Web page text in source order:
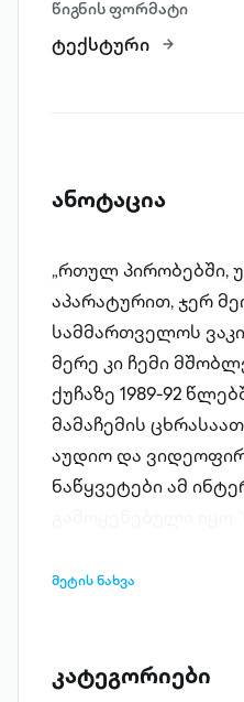
წიგნის ფორმატი
ტექსტური
ანოტაცია
„რთულ პირობებში,
აპარატურით, ჯერ
სამმართველოს
მერე კი ჩემი
ქუჩაზე 1989-92
მამაჩემის
აუდიო და
ნაწყვეტები ამ
სახელწოდებით
სახით წიგნად
მეტის ნახვა
კატეგორიები